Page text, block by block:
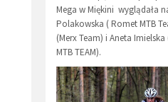
Mega w Miękini wyglądała
Polakowska ( Romet MTB
(Merx Team) i Aneta Imielska
MTB TEAM).